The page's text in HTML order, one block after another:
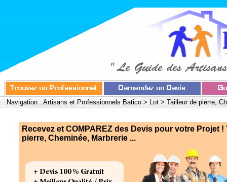
Navigation : Artisans et Professionnels Batico > Lot > Tailleur de pierre,
Recevez et COMPAREZ des Devis pour votre Projet !
pierre, Cheminée, Marbrerie ...